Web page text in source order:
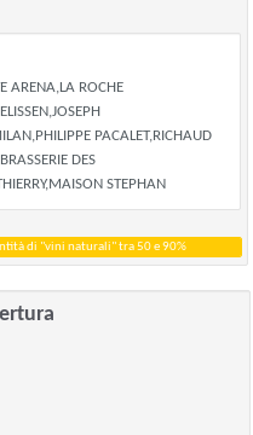
ARENA,LA ROCHE
PACALET,RICHAUD
DES
STEPHAN
di "vini naturali" tra 50 e 90%